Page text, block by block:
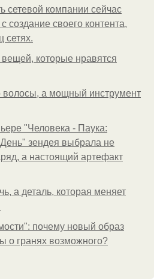
сетевой компании сейчас
создание своего контента,
сетях.
которые нравятся
волосы, а мощный инструмент
"Человека - Паука:
зендея выбрала не
а настоящий артефакт
а деталь, которая меняет
почему новый образ
о гранях возможного?